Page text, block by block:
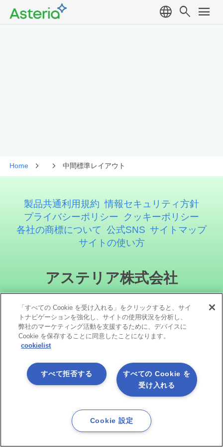
language search menu
Home 中間標準レイアウト
製品共通利用規約 情報セキュリティ方針
プライバシーポリシー
クッキーポリシー
各社の商標について 公式SNS サイトマップ
サイトの使い方
アステリア株式会社
ソーシャルメディア
Copyright©1998 -2026 Asteria Corporation. All Rights Reserved.
「すべての Cookie を受け入れる」をクリックすると、サイ
トナビゲーションを強化し、サイトの使用状況を分析し、
弊社のマーケティング活動を支援するために、デバイスに
Cookie を保存することに同意したことになります。
cookielist
すべての Cookie を
受け入れる
すべて拒否する
Cookie 設定